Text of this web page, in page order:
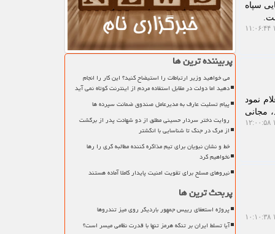
سپاه
نمود
مجانی
پربیننده ترین ها
می خواهید وزیر ارتباطات را استیضاح کنید؟ این کار را انجام
دهید اما دولت در مقابل استفاده مردم از اینترنت کوتاه نمی آید
پیام تسلیت عارف به مدیرعامل صندوق ضمانت سپرده ها
روایت دختر سردار حسینی مطلق از دو شهادت پدر از برگشت
از مرگ در جنگ تا شناسایی با انگشتر
خط و نشان نبویان برای تیم مذاکره کننده مطالبه گری را رها
نخواهیم کرد
نیروهای مسلح برای تقویت امنیت پایدار کاملا آماده هستند
پربحث ترین ها
پروژه استعفای رییس جمهور باردیگر روی میز تندروها
آیا تسلط ایران بر تنگه هرمز تنها با قدرت نظامی میسر است؟